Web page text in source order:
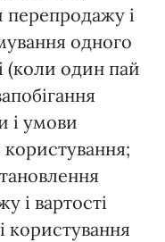
і
одного
(коли один пай
і умови
користування;
і вартості
користування